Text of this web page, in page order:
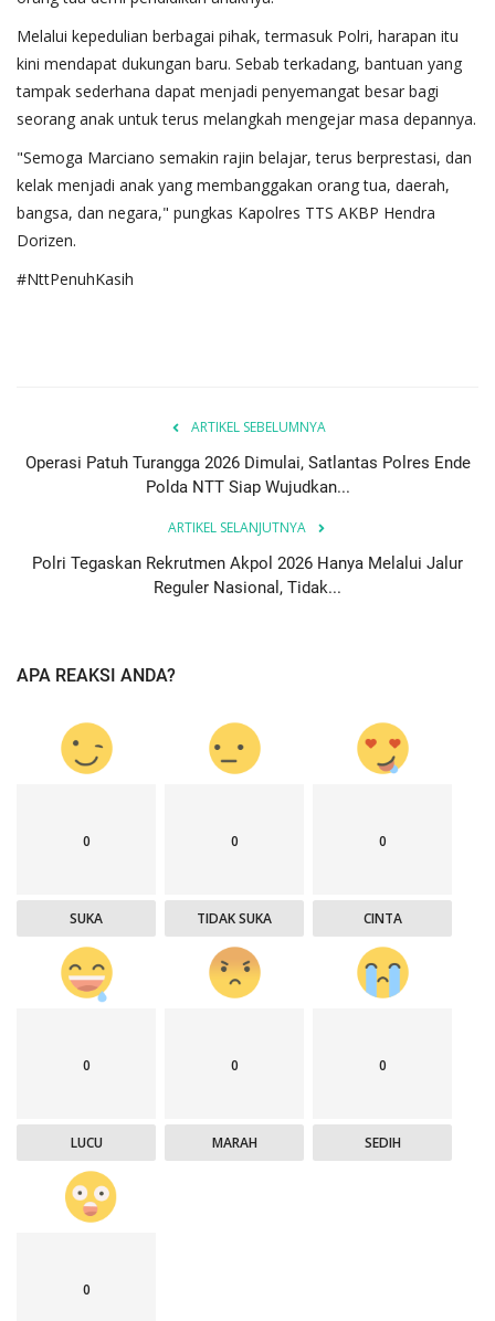
Melalui kepedulian berbagai pihak, termasuk Polri, harapan itu
kini mendapat dukungan baru. Sebab terkadang, bantuan yang
tampak sederhana dapat menjadi penyemangat besar bagi
seorang anak untuk terus melangkah mengejar masa depannya.
"Semoga Marciano semakin rajin belajar, terus berprestasi, dan
kelak menjadi anak yang membanggakan orang tua, daerah,
bangsa, dan negara," pungkas Kapolres TTS AKBP Hendra
Dorizen.
#NttPenuhKasih
ARTIKEL SEBELUMNYA
Operasi Patuh Turangga 2026 Dimulai, Satlantas Polres Ende
Polda NTT Siap Wujudkan...
ARTIKEL SELANJUTNYA
Polri Tegaskan Rekrutmen Akpol 2026 Hanya Melalui Jalur
Reguler Nasional, Tidak...
APA REAKSI ANDA?
0
SUKA
0
TIDAK SUKA
0
CINTA
0
LUCU
0
MARAH
0
SEDIH
0